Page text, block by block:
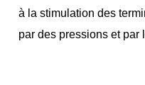
à la stimulation des
par des pressions et par